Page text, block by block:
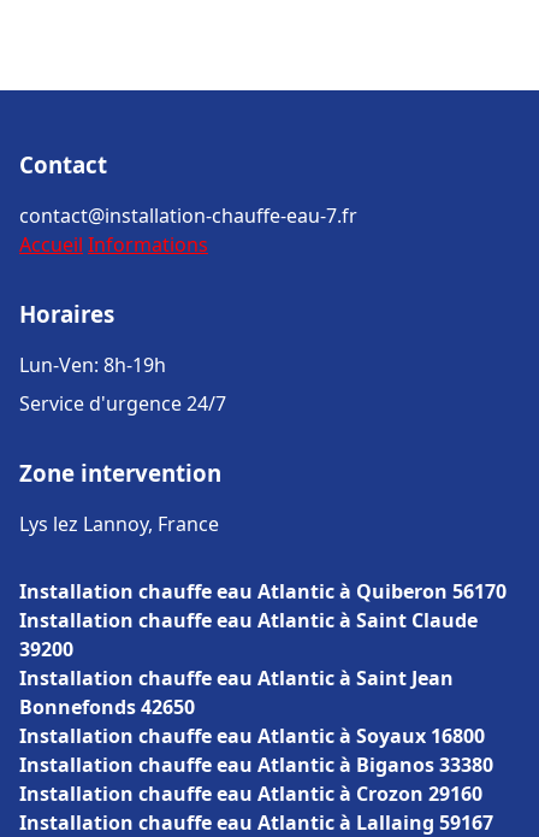
Contact
contact@installation-chauffe-eau-7.fr
Accueil Informations
Horaires
Lun-Ven: 8h-19h
Service d'urgence 24/7
Zone intervention
Lys lez Lannoy, France
Installation chauffe eau Atlantic à Quiberon 56170
Installation chauffe eau Atlantic à Saint Claude
39200
Installation chauffe eau Atlantic à Saint Jean
Bonnefonds 42650
Installation chauffe eau Atlantic à Soyaux 16800
Installation chauffe eau Atlantic à Biganos 33380
Installation chauffe eau Atlantic à Crozon 29160
Installation chauffe eau Atlantic à Lallaing 59167